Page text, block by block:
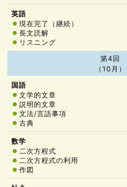
現在完了（継続）
長文読解
リスニング
第4回
（10月）
文学的文章
説明的文章
文法/言語事項
古典
二次方程式
二次方程式の利用
作図